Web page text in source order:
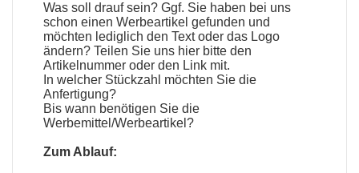
Was soll drauf sein? Ggf. Sie haben bei uns
schon einenWerbeartikel gefunden und
möchten lediglich den Text oder das Logo
ändern? Teilen Sie uns hier bitte den
Artikelnummer oder den Link mit.
In welcher Stückzahl möchten Sie die
Anfertigung?
Bis wann benötigen Sie die
Werbemittel/Werbeartikel?
Zum Ablauf: